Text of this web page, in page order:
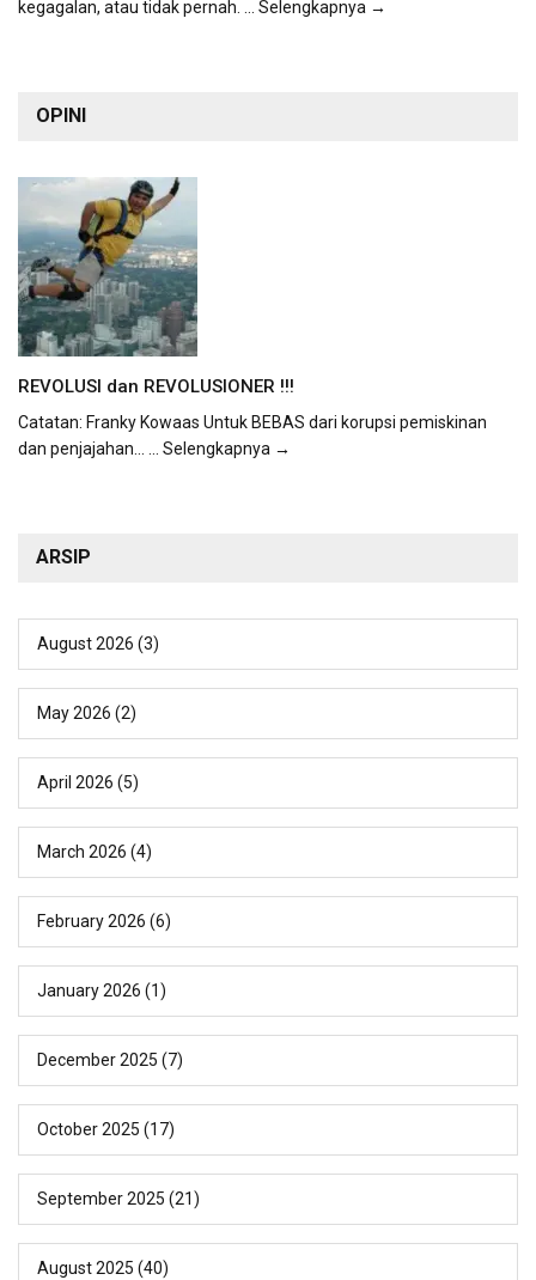
kegagalan, atau tidak pernah. ... Selengkapnya →
OPINI
REVOLUSI dan REVOLUSIONER !!!
Catatan: Franky Kowaas Untuk BEBAS dari korupsi pemiskinan
dan penjajahan...
... Selengkapnya →
ARSIP
August 2026 (3)
May 2026 (2)
April 2026 (5)
March 2026 (4)
February 2026 (6)
January 2026 (1)
December 2025 (7)
October 2025 (17)
September 2025 (21)
August 2025 (40)